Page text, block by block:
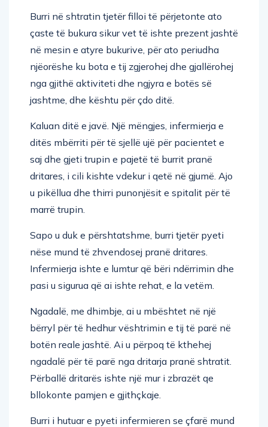
Burri në shtratin tjetër filloi të përjetonte ato
çaste të bukura sikur vet të ishte prezent jashtë
në mesin e atyre bukurive, për ato periudha
njëorëshe ku bota e tij zgjerohej dhe gjallërohej
nga gjithë aktiviteti dhe ngjyra e botës së
jashtme, dhe kështu për çdo ditë.
Kaluan ditë e javë. Një mëngjes, infermierja e
ditës mbërriti për të sjellë ujë për pacientet e
saj dhe gjeti trupin e pajetë të burrit pranë
dritares, i cili kishte vdekur i qetë në gjumë. Ajo
u pikëllua dhe thirri punonjësit e spitalit për të
marrë trupin.
Sapo u duk e përshtatshme, burri tjetër pyeti
nëse mund të zhvendosej pranë dritares.
Infermierja ishte e lumtur që bëri ndërrimin dhe
pasi u sigurua që ai ishte rehat, e la vetëm.
Ngadalë, me dhimbje, ai u mbështet në një
bërryl për të hedhur vështrimin e tij të parë në
botën reale jashtë. Ai u përpoq të kthehej
ngadalë për të parë nga dritarja pranë shtratit.
Përballë dritarës ishte një mur i zbrazët qe
bllokonte pamjen e gjithçkaje.
Burri i hutuar e pyeti infermieren se çfarë mund